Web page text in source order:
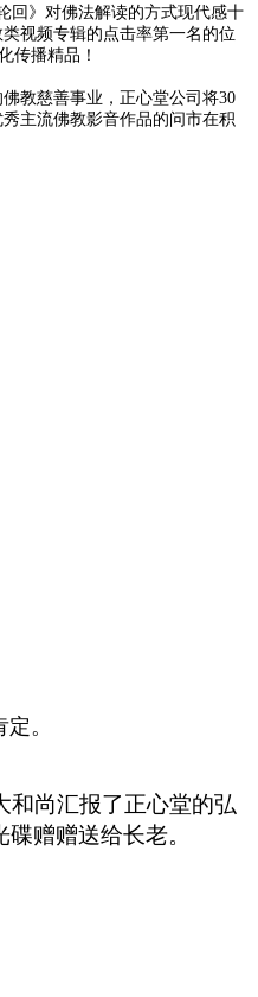
回》对佛法解读的方式现代感十
视频专辑的点击率第一名的位
传播精品！
教慈善事业，正心堂公司将30
主流佛教影音作品的问市在积
。
和尚汇报了正心堂的弘
赠赠送给长老。